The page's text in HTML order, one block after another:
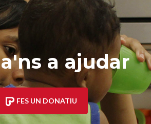
a ajudar
FES UN DONATIU